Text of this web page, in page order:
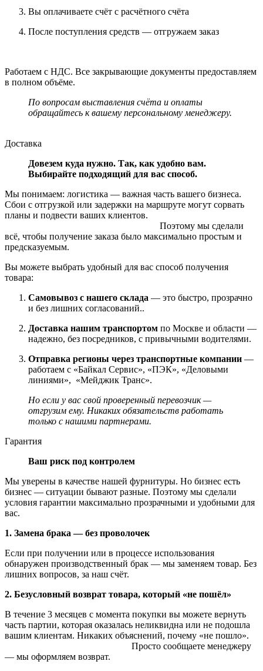
Вы оплачиваете счёт с расчётного счёта
После поступления средств — отгружаем заказ
Работаем с НДС. Все закрывающие документы предоставляем
в полном объёме.
По вопросам выставления счёта и оплаты
обращайтесь к вашему персональному менеджеру.
Доставка
Довезем куда нужно. Так, как удобно вам.
Выбирайте подходящий для вас способ.
Мы понимаем: логистика — важная часть вашего бизнеса.
Сбои с отгрузкой или задержки на маршруте могут сорвать
планы и подвести ваших клиентов.
Поэтому мы сделали
всё, чтобы получение заказа было максимально простым и
предсказуемым.
Вы можете выбрать удобный для вас способ получения
товара:
Самовывоз с нашего склада — это быстро, прозрачно
и без лишних согласований..
Доставка нашим транспортом по Москве и области —
надежно, без посредников, с привычными водителями.
Отправка регионы через транспортные компании —
работаем с «Байкал Сервис», «ПЭК», «Деловыми
линиями», «Мейджик Транс».
Но если у вас свой проверенный перевозчик —
отгрузим ему. Никаких обязательств работать
только с нашими партнерами.
Гарантия
Ваш риск под контролем
Мы уверены в качестве нашей фурнитуры. Но бизнес есть
бизнес — ситуации бывают разные. Поэтому мы сделали
условия гарантии максимально прозрачными и удобными для
вас.
1. Замена брака — без проволочек
Если при получении или в процессе использования
обнаружен производственный брак — мы заменяем товар. Без
лишних вопросов, за наш счёт.
2. Безусловный возврат товара, который «не пошёл»
В течение 3 месяцев с момента покупки вы можете вернуть
часть партии, которая оказалась неликвидна или не подошла
вашим клиентам. Никаких объяснений, почему «не пошло».
Просто сообщаете менеджеру
— мы оформляем возврат.